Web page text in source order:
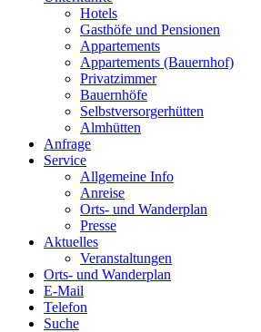
Hotels
Gasthöfe und Pensionen
Appartements
Appartements (Bauernhof)
Privatzimmer
Bauernhöfe
Selbstversorgerhütten
Almhütten
Anfrage
Service
Allgemeine Info
Anreise
Orts- und Wanderplan
Presse
Aktuelles
Veranstaltungen
Orts- und Wanderplan
E-Mail
Telefon
Suche